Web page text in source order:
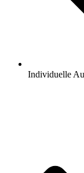
Individuelle